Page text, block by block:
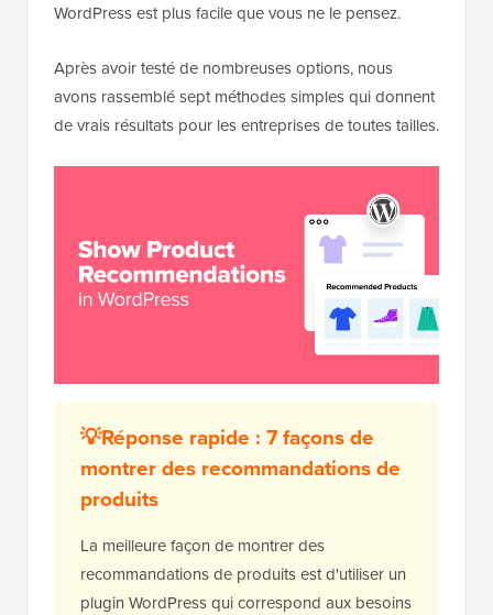
WordPress est plus facile que vous ne le pensez.
Après avoir testé de nombreuses options, nous
avons rassemblé sept méthodes simples qui donnent
de vrais résultats pour les entreprises de toutes tailles.
💡Réponse rapide : 7 façons de
montrer des recommandations de
produits
La meilleure façon de montrer des
recommandations de produits est d'utiliser un
plugin WordPress qui correspond aux besoins